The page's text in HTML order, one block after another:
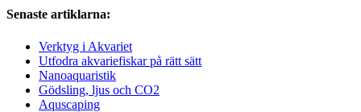
Senaste artiklarna:
Verktyg i Akvariet
Utfodra akvariefiskar på rätt sätt
Nanoaquaristik
Gödsling, ljus och CO2
Aquscaping